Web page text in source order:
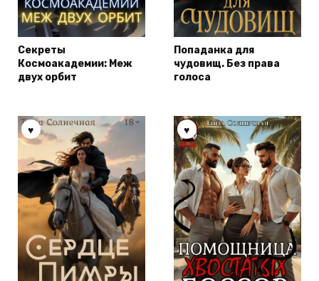
Секреты
Космоакадемии: Меж
двух орбит
Попаданка для
чудовищ. Без права
голоса